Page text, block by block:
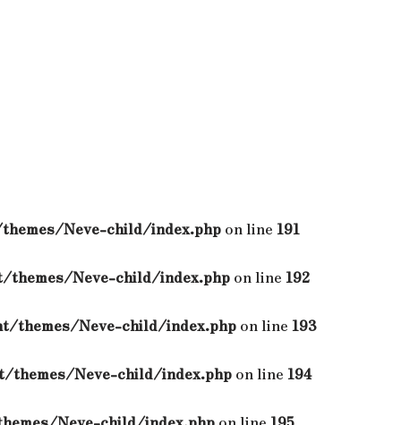
Neve-child/index.php on line 191
Neve-child/index.php on line 192
themes/Neve-child/index.php on line 193
Neve-child/index.php on line 194